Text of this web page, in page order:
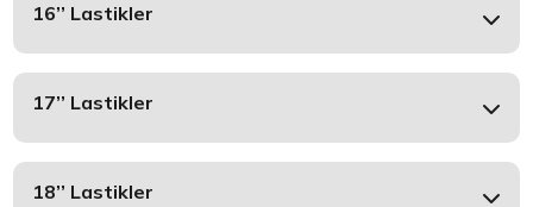
16’’ Lastikler
17’’ Lastikler
18’’ Lastikler